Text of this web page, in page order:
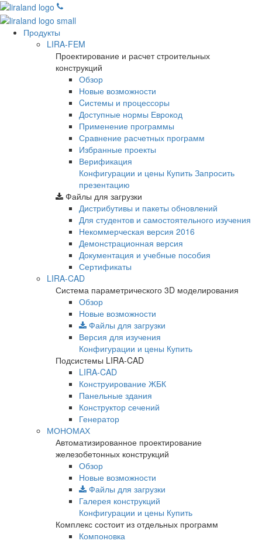
Продукты
LIRA-FEM
Проектирование и расчет строительных
конструкций
Обзор
Новые возможности
Cистемы и процессоры
Доступные нормы Еврокод
Применение программы
Сравнение расчетных программ
Избранные проекты
Верификация
Конфигурации и цены Купить Запросить
презентацию
Файлы для загрузки
Дистрибутивы и пакеты обновлений
Для студентов и самостоятельного изучения
Некоммерческая версия 2016
Демонстрационная версия
Документация и учебные пособия
Сертификаты
LIRA-CAD
Система параметрического 3D моделирования
Обзор
Новые возможности
Файлы для загрузки
Версия для изучения
Конфигурации и цены Купить
Подсистемы LIRA-CAD
LIRA-CAD
Конструирование ЖБК
Панельные здания
Конструктор сечений
Генератор
МОНОМАХ
Автоматизированное проектирование
железобетонных конструкций
Обзор
Новые возможности
Файлы для загрузки
Галерея конструкций
Конфигурации и цены Купить
Комплекс состоит из отдельных программ
Компоновка